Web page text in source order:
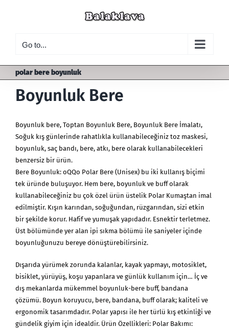
Go to...
polar bere boyunluk
Boyunluk Bere
Boyunluk bere, Toptan Boyunluk Bere, Boyunluk Bere İmalatı,
Soğuk kış günlerinde rahatlıkla kullanabileceğiniz toz maskesi,
boyunluk, saç bandı, bere, atkı, bere olarak kullanabilecekleri
benzersiz bir ürün.
Bere Boyunluk: oQQo Polar Bere (Unisex) bu iki kullanış biçimi
tek üründe buluşuyor. Hem bere, boyunluk ve buff olarak
kullanabileceğiniz bu çok özel ürün üstelik Polar Kumaştan imal
edilmiştir. Kışın karından, soğuğundan, rüzgarından, sizi etkin
bir şekilde korur. Hafif ve yumuşak yapıdadır. Esnektir terletmez.
Üst bölümünde yer alan ipi sıkma bölümü ile saniyeler içinde
boyunluğunuzu bereye dönüştürebilirsiniz.
Dışarıda yürümek zorunda kalanlar, kayak yapmayı, motosiklet,
bisiklet, yürüyüş, koşu yapanlara ve günlük kullanım için… İç ve
dış mekanlarda mükemmel boyunluk-bere buff, bandana
çözümü. Boyun koruyucu, bere, bandana, buff olarak; kaliteli ve
ergonomik tasarımdadır. Polar yapısı ile her türlü kış etkinliği ve
gündelik giyim için idealdir. Ürün Özellikleri: Polar Bakımı: